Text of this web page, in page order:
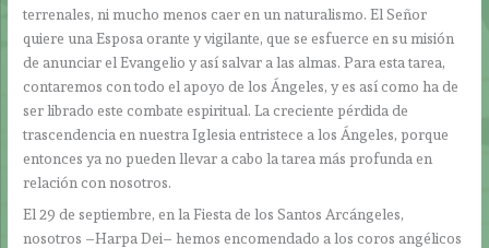
terrenales, ni mucho menos caer en un naturalismo. El Señor
quiere una Esposa orante y vigilante, que se esfuerce en su misión
de anunciar el Evangelio y así salvar a las almas. Para esta tarea,
contaremos con todo el apoyo de los Ángeles, y es así como ha de
ser librado este combate espiritual. La creciente pérdida de
trascendencia en nuestra Iglesia entristece a los Ángeles, porque
entonces ya no pueden llevar a cabo la tarea más profunda en
relación con nosotros.
El 29 de septiembre, en la Fiesta de los Santos Arcángeles,
nosotros –Harpa Dei– hemos encomendado a los coros angélicos